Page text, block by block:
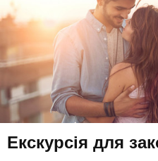
Екскурсія для